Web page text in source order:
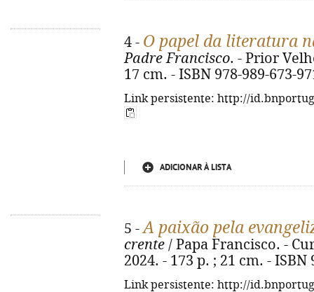
4 - O papel da literatura
Padre Francisco. - Prior
17 cm. - ISBN 978-989-673-
Link persistente: http://
ADICIONAR À LISTA
5 -A paixão pela
crente / Papa Francisco. -
2024. - 173 p. ; 21 cm. - ISBN
Link persistente: http://